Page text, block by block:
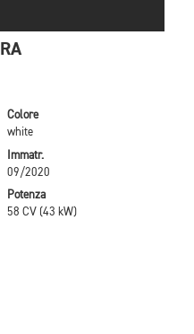
Colore
white
Immatr.
09/2020
Potenza
58 CV (43 kW)